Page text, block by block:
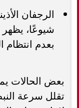
الرجفان
شيوعًا، يظهر
بعدم انتظام
بعض الحالات
تقلل سرعة